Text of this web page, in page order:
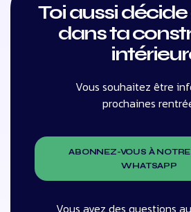
Toi aussi
dans ta
Vous souhaitez être
prochaines
ABONNEZ-VOUS À
WHATSAPP
Vous avez des questions